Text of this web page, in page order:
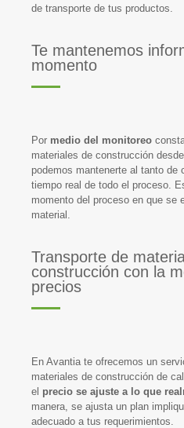
de transporte de tus productos.
Te mantenemos
momento
Por medio del monitoreo
materiales de construcción
podemos mantenerte al tanto de
tiempo real de todo el proceso.
momento del proceso en que se
material.
Transporte de
construcción con la
precios
En Avantia te ofrecemos un
materiales de construcción de
el precio se ajuste a lo que
manera, se ajusta un plan
adecuado a tus requerimientos.